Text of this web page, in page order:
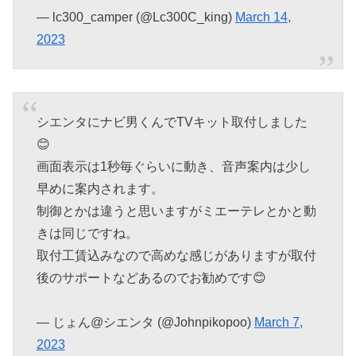
— lc300_camper (@Lc300C_king) March 14,
2023
シエンタにナビ男くんでTVキット取付しました
😊
画面表示は1秒毎ぐらいに動き、音声案内は少し
早めに案内されます。
制御とかは違うと思いますがミエーテレとかと動
きは同じですね。
取付工賃込みなので高めな感じがありますが取付
後のサポートなどあるのでお勧めです😊
— じょん@シエンタ (@Johnpikopoo) March 7,
2023